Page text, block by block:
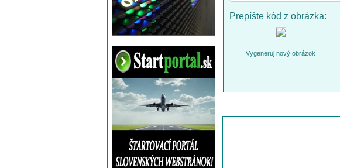
Prepíšte kód z obrázka:
Vygeneruj nový obrázok